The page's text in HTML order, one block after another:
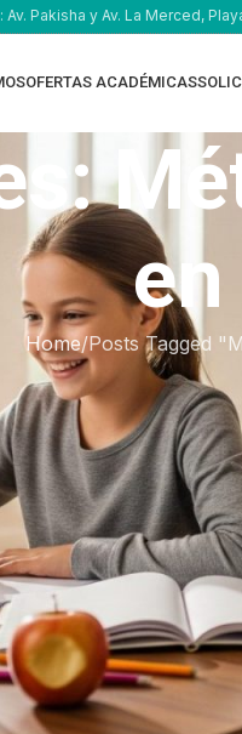
Pakisha y Av. La Merced,
OFERTAS ACADÉMICAS
Home Posts Tagged